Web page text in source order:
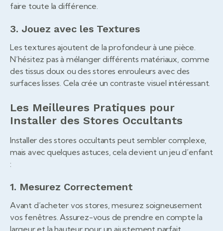
faire toute la différence.
3. Jouez avec les Textures
Les textures ajoutent de la profondeur à une pièce.
N’hésitez pas à mélanger différents matériaux, comme
des tissus doux ou des stores enrouleurs avec des
surfaces lisses. Cela crée un contraste visuel intéressant.
Les Meilleures Pratiques pour
Installer des Stores Occultants
Installer des stores occultants peut sembler complexe,
mais avec quelques astuces, cela devient un jeu d’enfant
:
1. Mesurez Correctement
Avant d’acheter vos stores, mesurez soigneusement
vos fenêtres. Assurez-vous de prendre en compte la
largeur et la hauteur pour un ajustement parfait.